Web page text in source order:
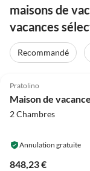
maisons de
vacances
Recommandé
Pratolino
2 Chambres
Annulation gratuite
848,23 €